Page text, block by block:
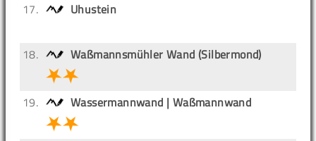
17. Uhustein
18. Waßmannsmühler Wand (Silbermond)
19. Wassermannwand | Waßmannwand